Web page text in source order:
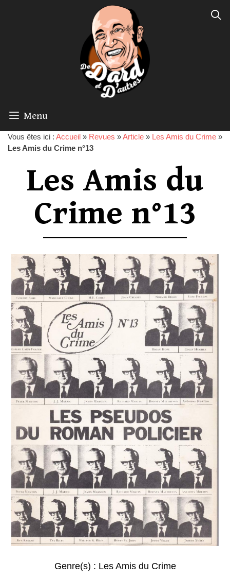
Menu
Vous êtes ici : Accueil » Revues »Article » Les Amis du Crime »
Les Amis du Crime n°13
Les Amis du
Crime n°13
Genre(s) : Les Amis du Crime